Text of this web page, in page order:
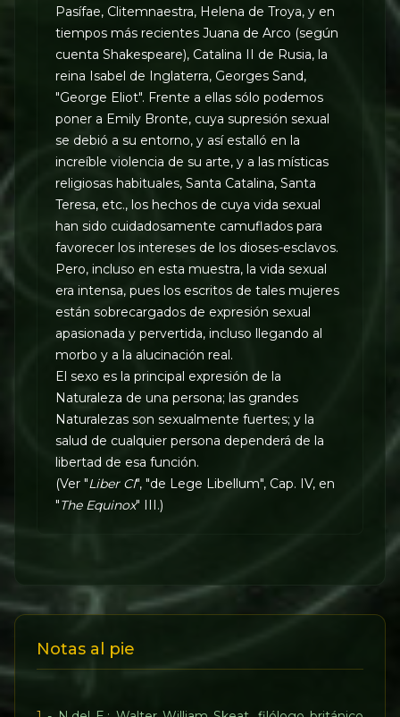
Pasífae, Clitemnaestra, Helena de Troya, y en
tiempos más recientes Juana de Arco (según
cuenta Shakespeare), Catalina II de Rusia, la
reina Isabel de Inglaterra, Georges Sand,
"George Eliot". Frente a ellas sólo podemos
poner a Emily Bronte, cuya supresión sexual
se debió a su entorno, y así estalló en la
increíble violencia de su arte, y a las místicas
religiosas habituales, Santa Catalina, Santa
Teresa, etc., los hechos de cuya vida sexual
han sido cuidadosamente camuflados para
favorecer los intereses de los dioses-esclavos.
Pero, incluso en esta muestra, la vida sexual
era intensa, pues los escritos de tales mujeres
están sobrecargados de expresión sexual
apasionada y pervertida, incluso llegando al
morbo y a la alucinación real.
El sexo es la principal expresión de la
Naturaleza de una persona; las grandes
Naturalezas son sexualmente fuertes; y la
salud de cualquier persona dependerá de la
libertad de esa función.
(Ver "Liber CI", "de Lege Libellum", Cap. IV, en
"The Equinox" III.)
Notas al pie